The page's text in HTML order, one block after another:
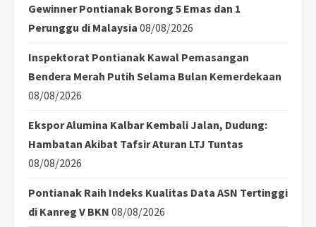
Gewinner Pontianak Borong 5 Emas dan 1
Perunggu di Malaysia 08/08/2026
Inspektorat Pontianak Kawal Pemasangan
Bendera Merah Putih Selama Bulan Kemerdekaan
08/08/2026
Ekspor Alumina Kalbar Kembali Jalan, Dudung:
Hambatan Akibat Tafsir Aturan LTJ Tuntas
08/08/2026
Pontianak Raih Indeks Kualitas Data ASN Tertinggi
di Kanreg V BKN 08/08/2026